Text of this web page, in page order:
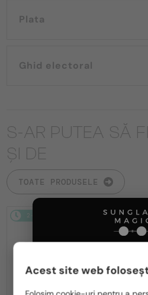
Plata
Ghid electoral
S-AR PUTEA SĂ
ȘI DE
TOATE PRODUSELE
2-4 ZILE
Acest site web